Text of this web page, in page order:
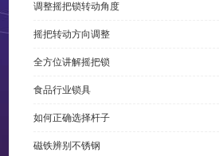
调整摇把锁转动角度
摇把转动方向调整
全方位讲解摇把锁
食品行业锁具
如何正确选择杆子
磁铁辨别不锈钢